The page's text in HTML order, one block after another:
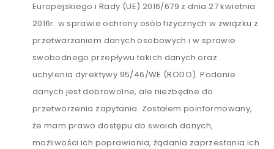
Europejskiego i Rady (UE) 2016/679 z dnia 27 kwietnia
2016r. w sprawie ochrony osób fizycznych w związku z
przetwarzaniem danych osobowych i w sprawie
swobodnego przepływu takich danych oraz
uchylenia dyrektywy 95/46/WE (RODO). Podanie
danych jest dobrowolne, ale niezbędne do
przetworzenia zapytania. Zostałem poinformowany,
że mam prawo dostępu do swoich danych,
możliwości ich poprawiania, żądania zaprzestania ich